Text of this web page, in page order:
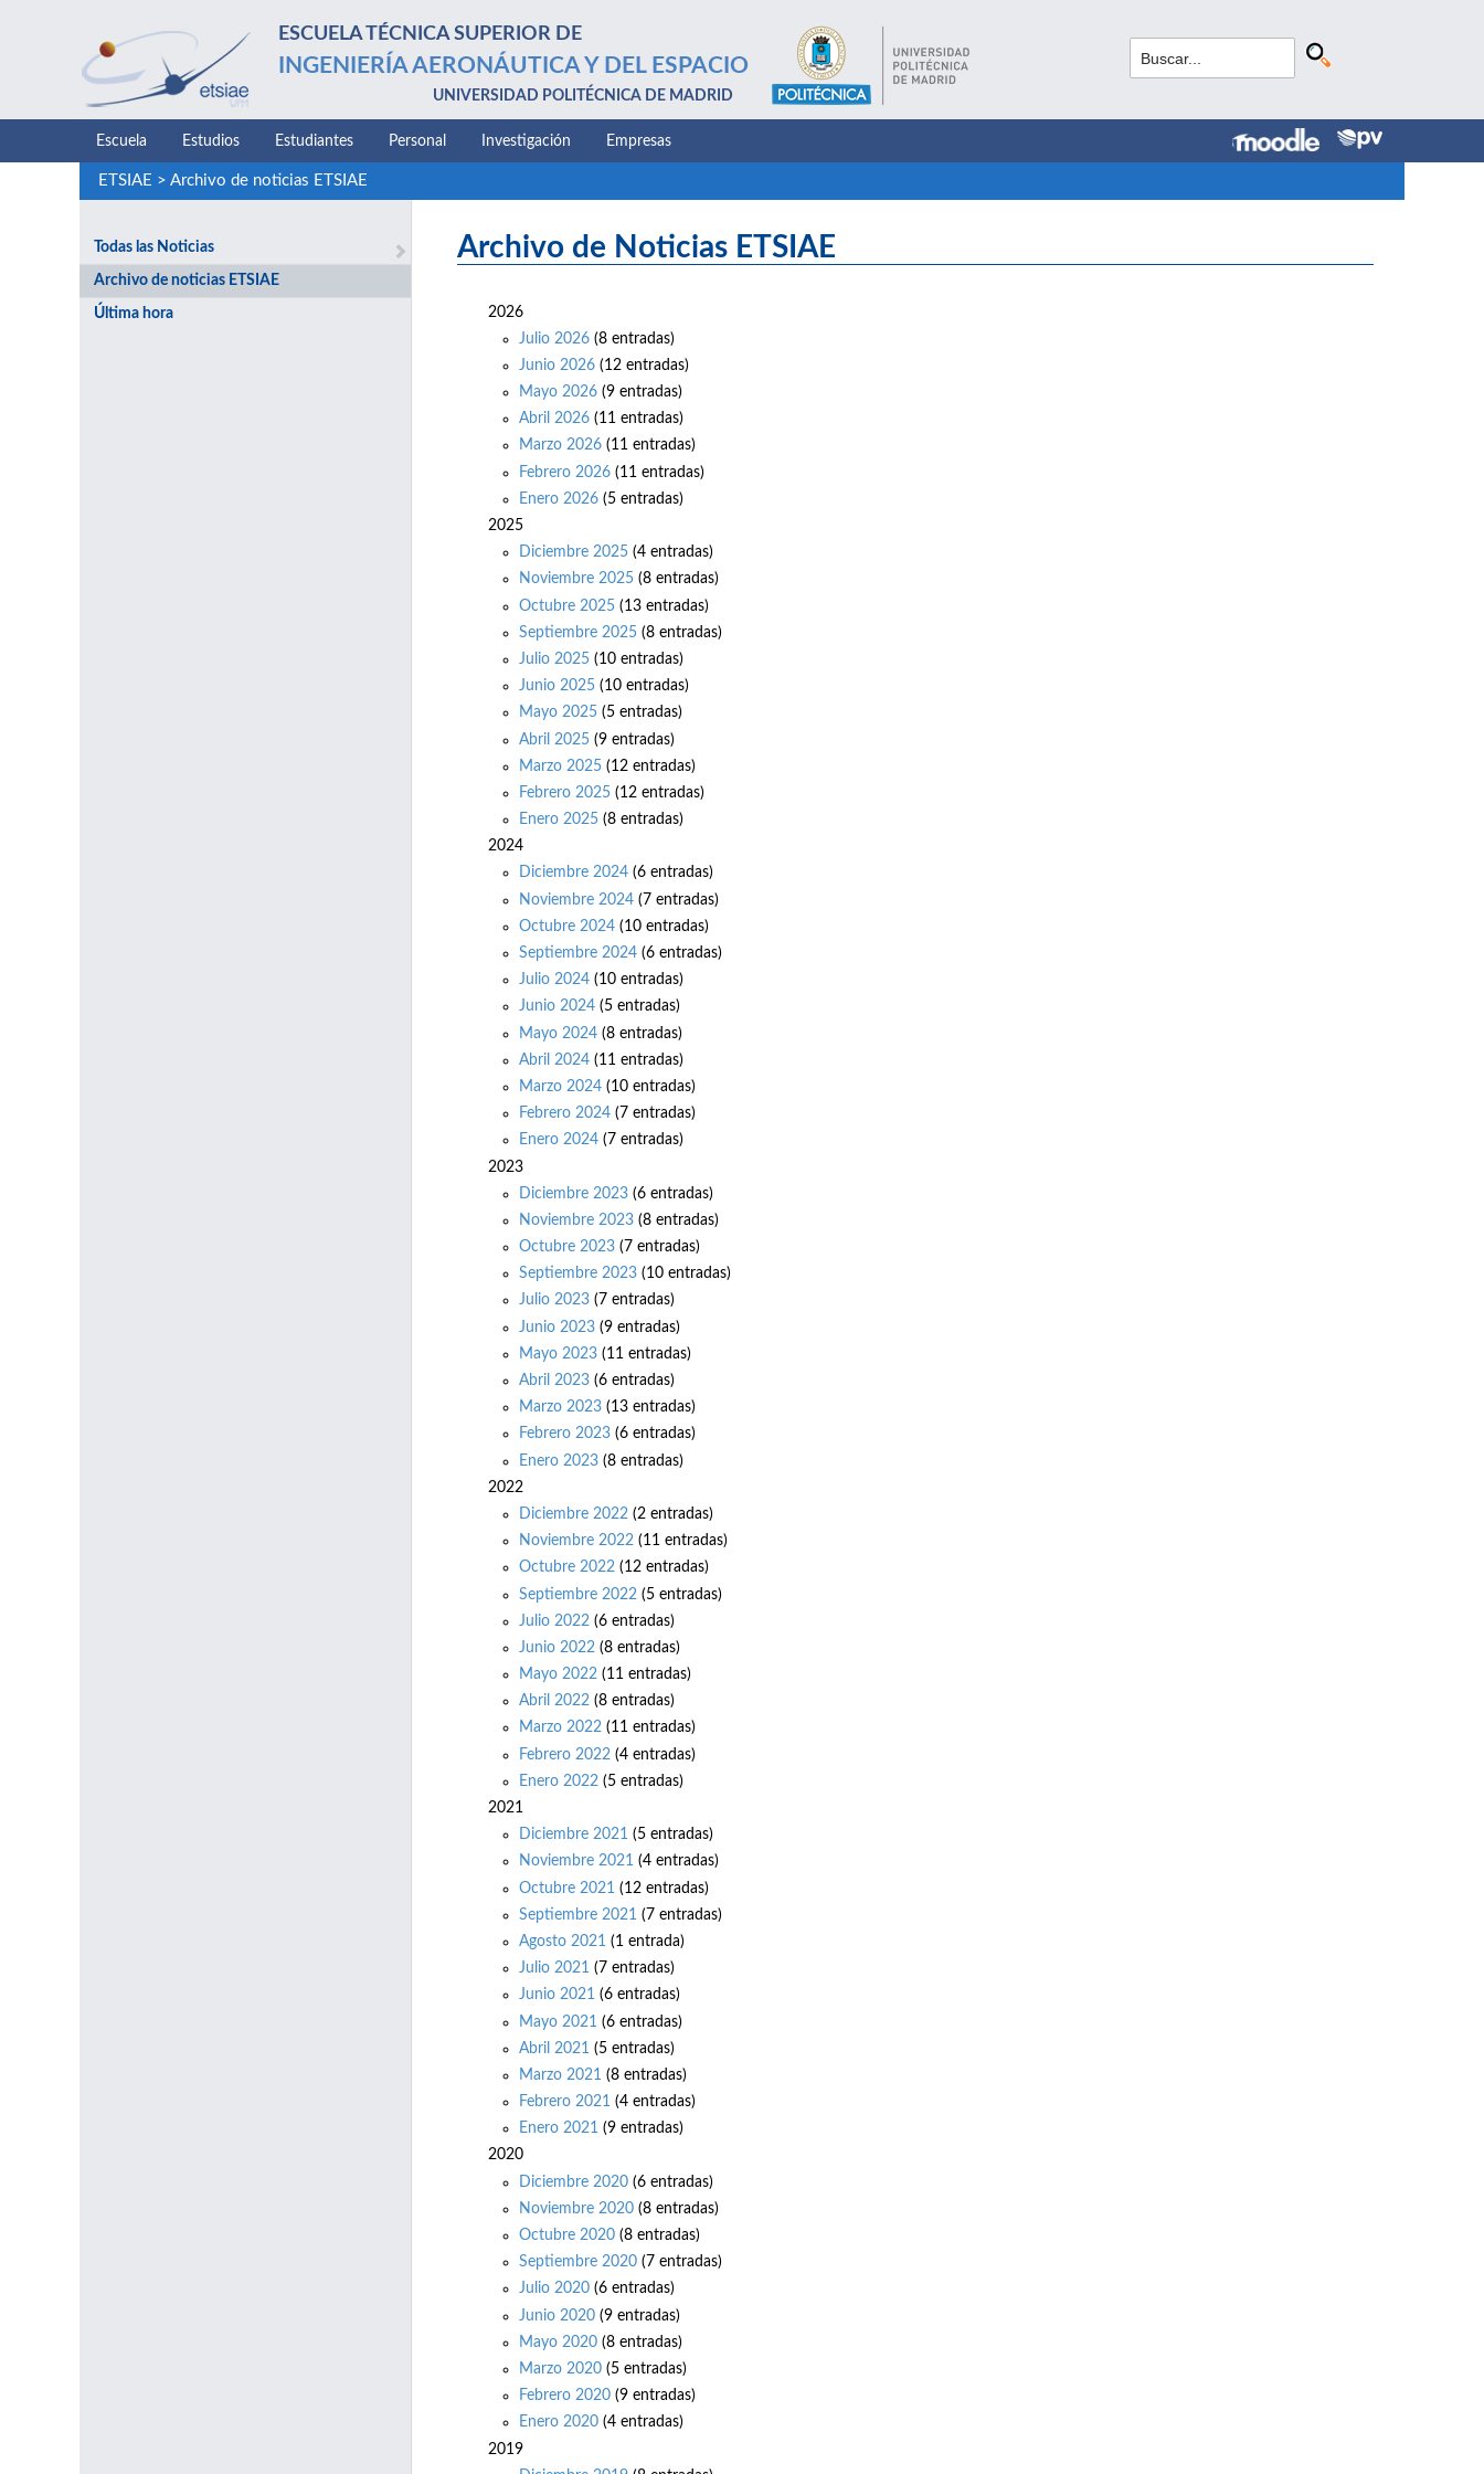
ESCUELA TÉCNICA SUPERIOR DE
INGENIERÍA AERONÁUTICA Y DEL ESPACIO
UNIVERSIDAD POLITÉCNICA DE MADRID
Escuela Estudios Estudiantes Personal Investigación Empresas
ETSIAE > Archivo de noticias ETSIAE
Todas las Noticias
Archivo de noticias ETSIAE
Última hora
Archivo de Noticias ETSIAE
2026
Julio 2026 (8 entradas)
Junio 2026 (12 entradas)
Mayo 2026 (9 entradas)
Abril 2026 (11 entradas)
Marzo 2026 (11 entradas)
Febrero 2026 (11 entradas)
Enero 2026 (5 entradas)
2025
Diciembre 2025 (4 entradas)
Noviembre 2025 (8 entradas)
Octubre 2025 (13 entradas)
Septiembre 2025 (8 entradas)
Julio 2025 (10 entradas)
Junio 2025 (10 entradas)
Mayo 2025 (5 entradas)
Abril 2025 (9 entradas)
Marzo 2025 (12 entradas)
Febrero 2025 (12 entradas)
Enero 2025 (8 entradas)
2024
Diciembre 2024 (6 entradas)
Noviembre 2024 (7 entradas)
Octubre 2024 (10 entradas)
Septiembre 2024 (6 entradas)
Julio 2024 (10 entradas)
Junio 2024 (5 entradas)
Mayo 2024 (8 entradas)
Abril 2024 (11 entradas)
Marzo 2024 (10 entradas)
Febrero 2024 (7 entradas)
Enero 2024 (7 entradas)
2023
Diciembre 2023 (6 entradas)
Noviembre 2023 (8 entradas)
Octubre 2023 (7 entradas)
Septiembre 2023 (10 entradas)
Julio 2023 (7 entradas)
Junio 2023 (9 entradas)
Mayo 2023 (11 entradas)
Abril 2023 (6 entradas)
Marzo 2023 (13 entradas)
Febrero 2023 (6 entradas)
Enero 2023 (8 entradas)
2022
Diciembre 2022 (2 entradas)
Noviembre 2022 (11 entradas)
Octubre 2022 (12 entradas)
Septiembre 2022 (5 entradas)
Julio 2022 (6 entradas)
Junio 2022 (8 entradas)
Mayo 2022 (11 entradas)
Abril 2022 (8 entradas)
Marzo 2022 (11 entradas)
Febrero 2022 (4 entradas)
Enero 2022 (5 entradas)
2021
Diciembre 2021 (5 entradas)
Noviembre 2021 (4 entradas)
Octubre 2021 (12 entradas)
Septiembre 2021 (7 entradas)
Agosto 2021 (1 entrada)
Julio 2021 (7 entradas)
Junio 2021 (6 entradas)
Mayo 2021 (6 entradas)
Abril 2021 (5 entradas)
Marzo 2021 (8 entradas)
Febrero 2021 (4 entradas)
Enero 2021 (9 entradas)
2020
Diciembre 2020 (6 entradas)
Noviembre 2020 (8 entradas)
Octubre 2020 (8 entradas)
Septiembre 2020 (7 entradas)
Julio 2020 (6 entradas)
Junio 2020 (9 entradas)
Mayo 2020 (8 entradas)
Marzo 2020 (5 entradas)
Febrero 2020 (9 entradas)
Enero 2020 (4 entradas)
2019